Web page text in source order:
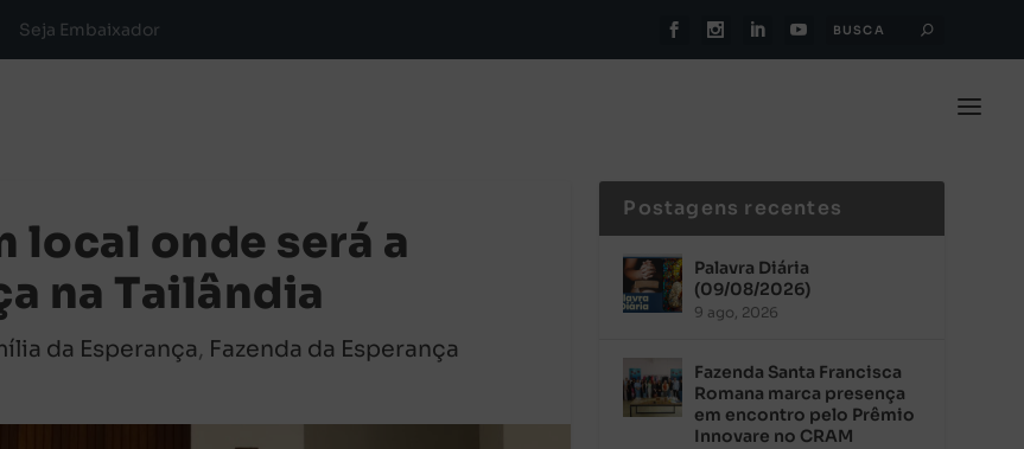
Seja Embaixador
onde será a
na Tailândia
da Esperança, Fazenda da Esperança
Postagens recentes
Palavra Diária
(09/08/2026)
9 ago, 2026
Fazenda Santa Francisca
Romana marca presença
em encontro pelo Prêmio
Innovare no CRAM